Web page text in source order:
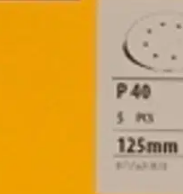
K240 125mm 5kpl